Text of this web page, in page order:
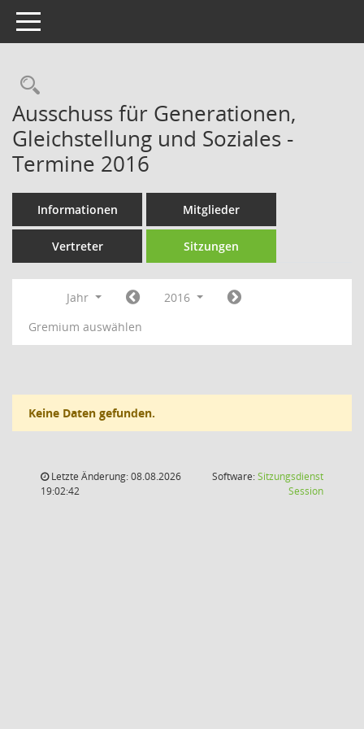
Toggle navigation
Rechercheauswahl
Ausschuss für Generationen,
Gleichstellung und Soziales -
Termine 2016
Informationen Mitglieder
Vertreter Sitzungen
Jahr
2016
Gremium auswählen
Keine Daten gefunden.
Letzte Änderung: 08.08.2026
19:02:42
Software:Sitzungsdienst
Session(Wird in